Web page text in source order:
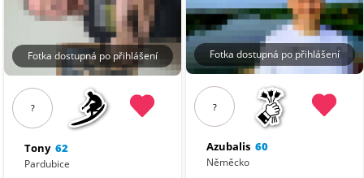
Fotka dostupná po přihlášení
?
Tony 62
Pardubice
Fotka dostupná po přihlášení
?
Azubalis 60
Něměcko